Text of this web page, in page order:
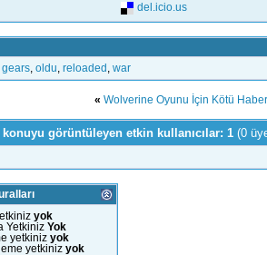
del.icio.us
gears oldu reloaded war
« Wolverine Oyunu İçin Kötü
görüntüleyen etkin kullanıcılar: 1 (0
yok
Yetkiniz Yok
yetkiniz yok
yetkiniz yok